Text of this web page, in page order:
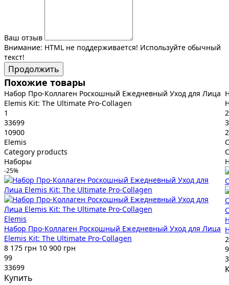
Ваш отзыв
Внимание: HTML не поддерживается! Используйте обычный
текст!
Продолжить
Похожие товары
Набор Про-Коллаген Роскошный Ежедневный Уход для Лица
Elemis Kit: The Ultimate Pro-Collagen
1
33699
10900
Elemis
Category products
Наборы
-25%
Elemis
Набор Про-Коллаген Роскошный Ежедневный Уход для Лица
Elemis Kit: The Ultimate Pro-Collagen
8 175 грн 10 900 грн
99
33699
Купить
2